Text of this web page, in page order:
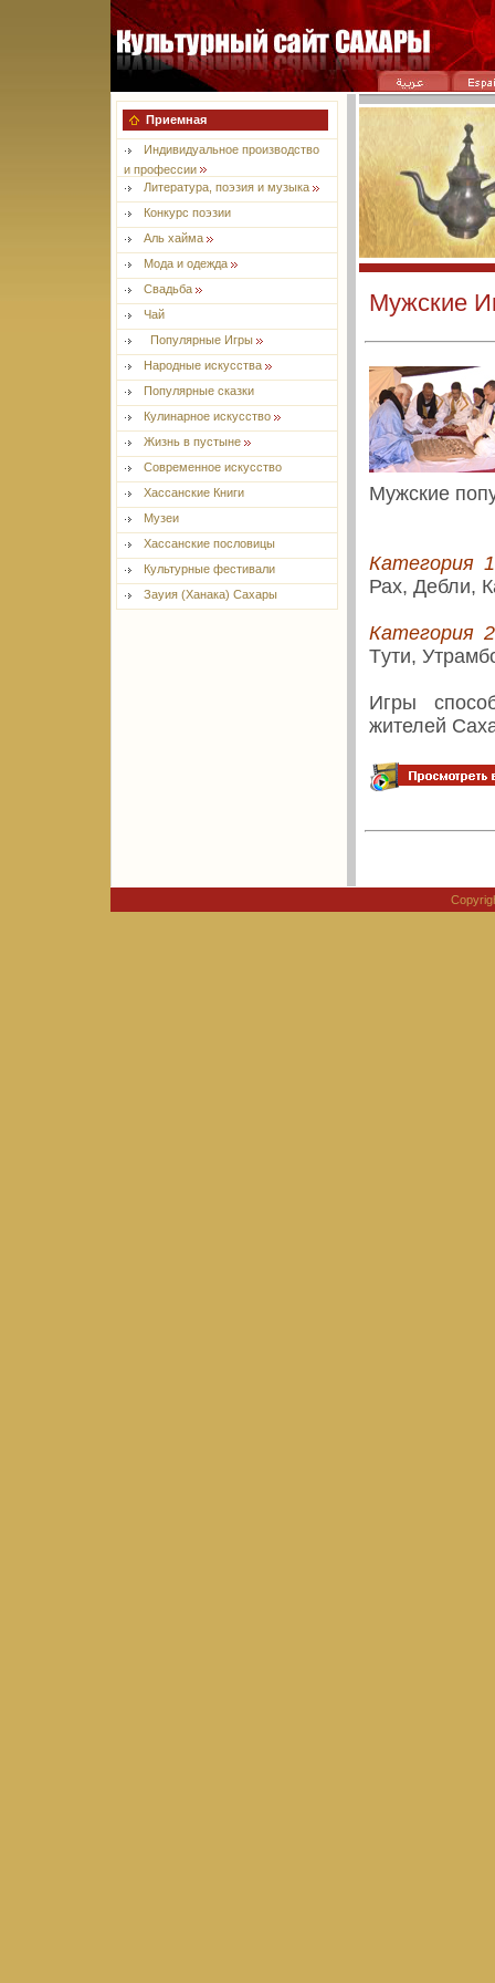
Приемная
Индивидуальное производство
и профессии
Литература, поэзия и музыка
Конкурс поэзии
Aль хайма
Мода и одежда
Свадьба
Чай
Популярные Игры
Народные искусства
Популярные сказки
Кулинарное искусство
Жизнь в пустыне
Современное искусство
Хассанские Книги
Музеи
Хассанские пословицы
Культурные фестивали
Зауия (Ханака) Сахары
Мужские
Мужские
Категория
Рах, Дебли,
Категория
Tути,
Игры
жителей